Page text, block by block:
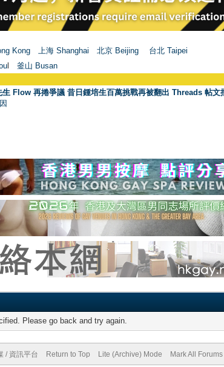
Kong 上海 Shanghai 北京 Beijing 台北 Taipei
釜山 Busan
生 Flow 再捲爭議 昔日鍾培生百萬挑戰再被翻出 Threads 帖文
Please go back and try again.
/ 資訊平台 Return to Top Lite (Archive) Mode Mark All